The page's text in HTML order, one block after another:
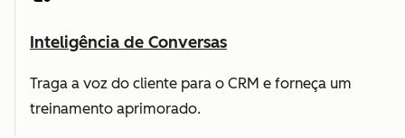
Inteligência de Conversas
Traga a voz do cliente para o CRM e forneça um
treinamento aprimorado.